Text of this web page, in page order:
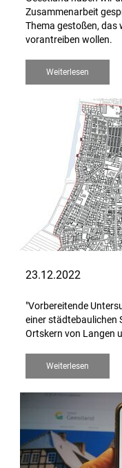
Zusammenarbeit
Thema gestoßen,
vorantreiben wollen.
Weiterlesen
23.12.2022
"Vorbereitende
einer städtebaulichen
Ortskern von Langen
Weiterlesen